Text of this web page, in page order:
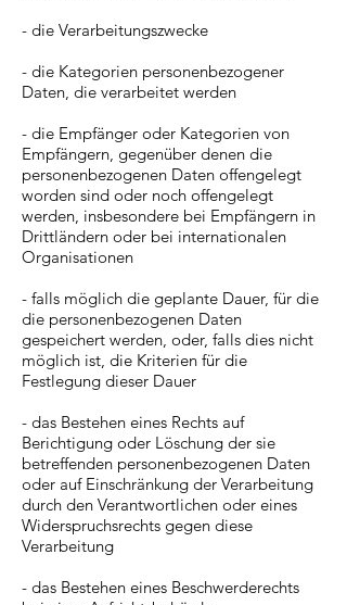
- die Verarbeitungszwecke
- die Kategorien personenbezogener
Daten, die verarbeitet werden
- die Empfänger oder Kategorien von
Empfängern, gegenüber denen die
personenbezogenen Daten offengelegt
worden sind oder noch offengelegt
werden, insbesondere bei Empfängern in
Drittländern oder bei internationalen
Organisationen
- falls möglich die geplante Dauer, für die
die personenbezogenen Daten
gespeichert werden, oder, falls dies nicht
möglich ist, die Kriterien für die
Festlegung dieser Dauer
- das Bestehen eines Rechts auf
Berichtigung oder Löschung der sie
betreffenden personenbezogenen Daten
oder auf Einschränkung der Verarbeitung
durch den Verantwortlichen oder eines
Widerspruchsrechts gegen diese
Verarbeitung
- das Bestehen eines Beschwerderechts